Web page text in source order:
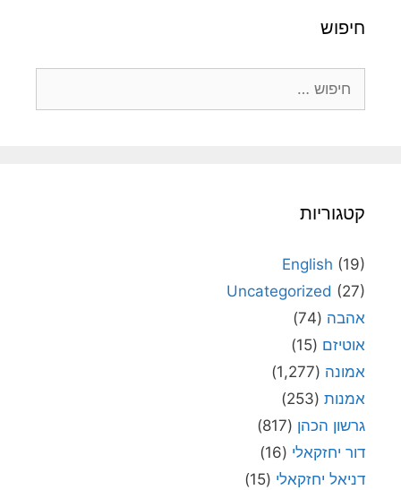
חיפוש
קטגוריות
English (19)
Uncategorized (27)
אהבה (74)
אוטיזם (15)
אמונה (1,277)
אמנות (253)
גרשון הכהן (817)
דור יחזקאלי (16)
דניאל יחזקאלי (15)